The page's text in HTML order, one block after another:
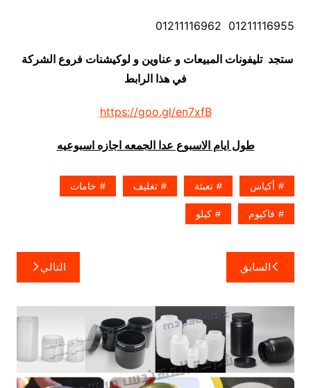
01211116955 01211116962
ستجد تليفونات المبيعات و عناوين و لوكيشنات فروع الشركة
في هذا الرابط
https://goo.gl/en7xfB
طول ايام الاسبوع عدا الجمعه اجازه اسبوعيه
أكياس تعبئة تغليف خامات
فاكيوم كيلو
تصفّح
المقالات
السابق التالي